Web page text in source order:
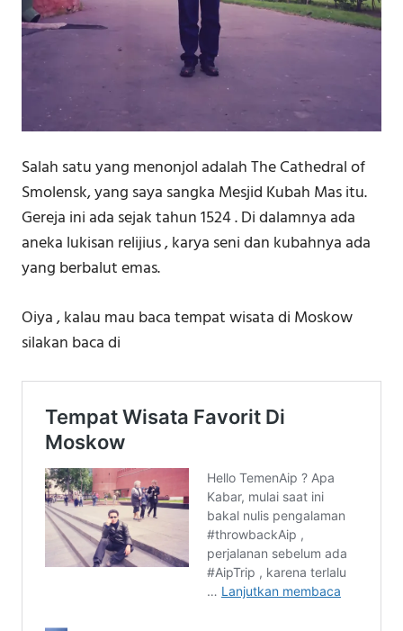
Salah satu yang menonjol adalah The Cathedral of
Smolensk, yang saya sangka Mesjid Kubah Mas itu.
Gereja ini ada sejak tahun 1524 . Di dalamnya ada
aneka lukisan relijius , karya seni dan kubahnya ada
yang berbalut emas.
⁣⁣⁣Oiya , kalau mau baca tempat wisata di Moskow
silakan baca di ⁣⁣⁣